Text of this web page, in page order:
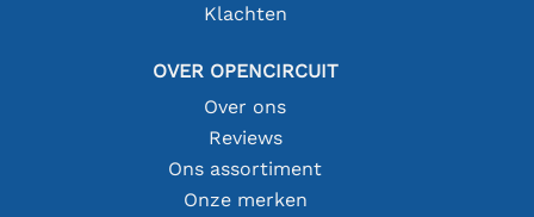
Klachten
OVER OPENCIRCUIT
Over ons
Reviews
Ons assortiment
Onze merken